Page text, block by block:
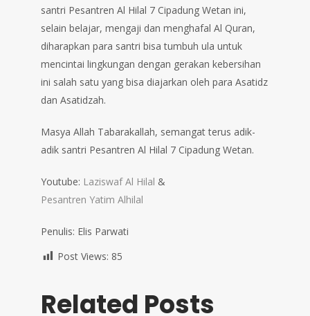
santri Pesantren Al Hilal 7 Cipadung Wetan ini,
selain belajar, mengaji dan menghafal Al Quran,
diharapkan para santri bisa tumbuh ula untuk
mencintai lingkungan dengan gerakan kebersihan
ini salah satu yang bisa diajarkan oleh para Asatidz
dan Asatidzah.
Masya Allah Tabarakallah, semangat terus adik-
adik santri Pesantren Al Hilal 7 Cipadung Wetan.
Youtube: Laziswaf Al Hilal &
Pesantren Yatim Alhilal
Penulis: Elis Parwati
Post Views: 85
Related Posts